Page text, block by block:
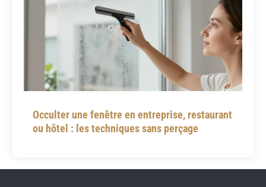
Occulter une fenêtre en entreprise, restaurant
ou hôtel : les techniques sans perçage